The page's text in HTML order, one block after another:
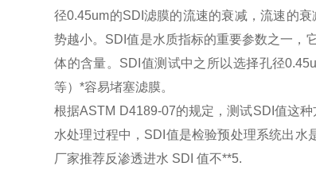
径0.45um的SDI滤膜的流速的衰减，流速的
势越小。SDI值是水质指标的重要参数之一，
体的含量。SDI值测试中之所以选择孔径
等）*容易堵塞滤膜。
根据ASTM D4189-07的规定，测试SDI值这
水处理过程中，SDI值是检验预处理系统出
厂家推荐反渗透进水 SDI 值不**5.